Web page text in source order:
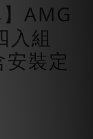
搭車金
AMG
入組
裝定